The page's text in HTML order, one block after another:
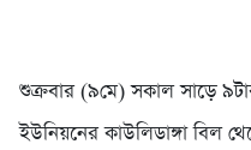
শুক্রবার (৯মে) সকাল সাড়ে
ইউনিয়নের কাউলিডাঙ্গা বিল